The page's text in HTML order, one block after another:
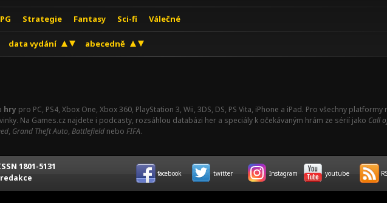
Strategie Fantasy Sci-fi Válečné
data vydání abecedně
hry pro PC, PS4, Xbox One, Xbox 360, PlayStation 3, Wii, 3DS, DS, PS Vita, iPhone a iPad. Pro všechny
Na Games.cz najdete i podcasty, rozsáhlou databázi her a speciály k očekávaným hrám ze sérií jako Call
, Grand Theft Auto, Battlefield nebo FIFA.
1801-5131
redakce facebook twitter Instagram youtube